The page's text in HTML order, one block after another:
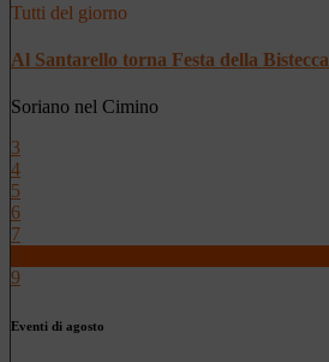
Tutti del giorno
Al Santarello torna Festa della Bistecca
Soriano nel Cimino
3
4
5
6
7
9
Eventi di agosto